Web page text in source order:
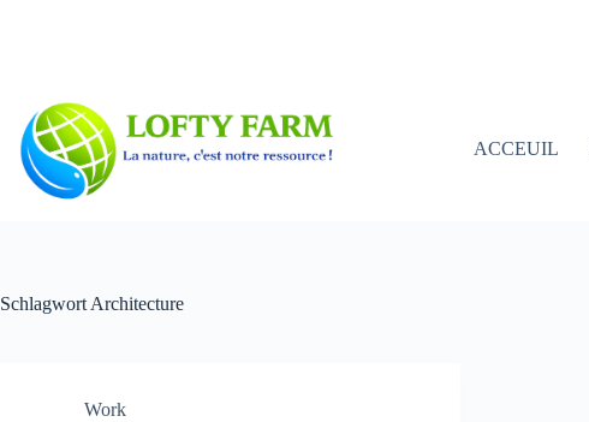
ACCEUIL
Schlagwort Architecture
Work